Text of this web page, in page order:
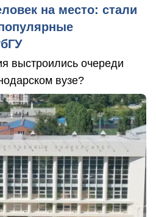
на место: стали
выстроились очереди
вузе?